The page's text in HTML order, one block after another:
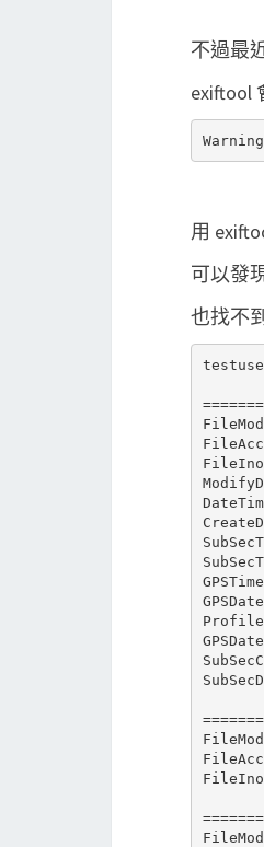
不過最
exiftool
用
可以發
也找不